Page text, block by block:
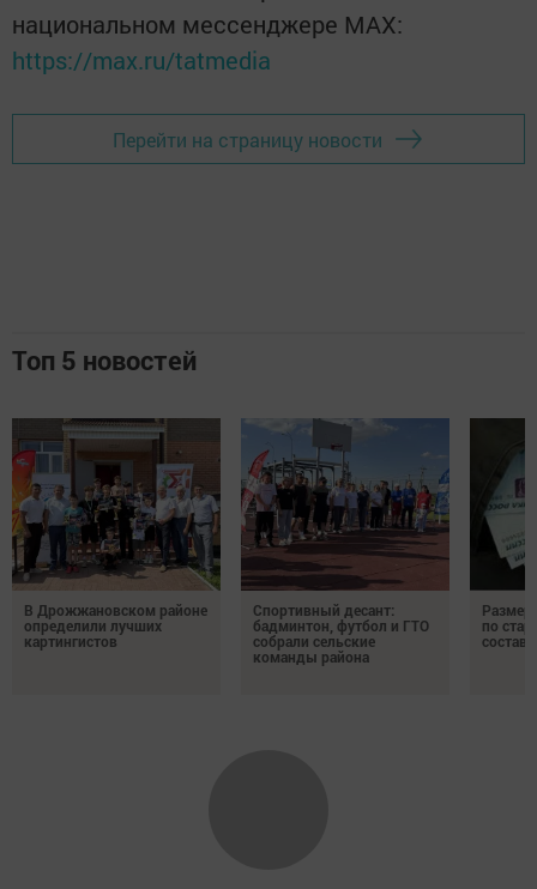
национальном мессенджере MАХ:
https://max.ru/tatmedia
Перейти на страницу новости
Топ 5 новостей
В Дрожжановском районе
определили лучших
картингистов
Спортивный десант:
бадминтон, футбол и ГТО
собрали сельские
команды района
Размер
по